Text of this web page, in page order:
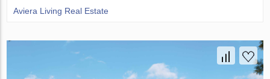
Aviera Living Real Estate